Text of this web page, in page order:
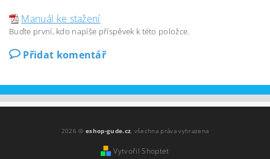
Manuál ke stažení
Buďte první, kdo napíše příspěvek k této položce.
Přidat komentář
2026 ©eshop-gude.cz, všechna práva vyhrazena
Vytvořil Shoptet